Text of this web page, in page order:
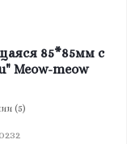
85*85мм с
Meow-meow
(5)